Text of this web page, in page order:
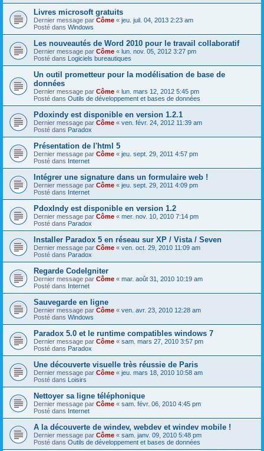
Livres microsoft gratuits
Dernier message par Côme « jeu. juil. 04, 2013 2:23 am
Posté dans Windows
Les nouveautés de Word 2010 pour le travail collaboratif
Dernier message par Côme « lun. nov. 05, 2012 3:27 pm
Posté dans Logiciels bureautiques
Un outil prometteur pour la modélisation de base de
données
Dernier message par Côme « lun. mars 12, 2012 5:45 pm
Posté dans Outils de développement et bases de données
Pdoxindy est disponible en version 1.2.1
Dernier message par Côme « ven. févr. 24, 2012 11:39 am
Posté dans Paradox
Présentation de l'html 5
Dernier message par Côme « jeu. sept. 29, 2011 4:57 pm
Posté dans Internet
Intégrer une signature dans un formulaire web !
Dernier message par Côme « jeu. sept. 29, 2011 4:09 pm
Posté dans Internet
PdoxIndy est disponible en version 1.2
Dernier message par Côme « mer. nov. 10, 2010 7:14 pm
Posté dans Paradox
Installer Paradox 5 en réseau sur XP / Vista / Seven
Dernier message par Côme « ven. oct. 29, 2010 11:09 am
Posté dans Paradox
Regarde CodeIgniter
Dernier message par Côme « mar. août 31, 2010 10:19 am
Posté dans Internet
Sauvegarde en ligne
Dernier message par Côme « ven. avr. 23, 2010 12:28 am
Posté dans Windows
Paradox 5.0 et le runtime compatibles windows 7
Dernier message par Côme « sam. mars 27, 2010 3:57 pm
Posté dans Paradox
Une découverte visuelle très réussie de Paris
Dernier message par Côme « jeu. mars 18, 2010 10:58 am
Posté dans Loisirs
Nettoyer sa ligne téléphonique
Dernier message par Côme « sam. févr. 06, 2010 4:45 pm
Posté dans Internet
A la découverte de windev, webdev et windev mobile !
Dernier message par Côme « sam. janv. 09, 2010 5:48 pm
Posté dans Outils de développement et bases de données